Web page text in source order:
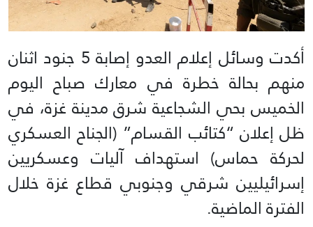
أكدت وسائل إعلام العدو إصابة 5 جنود اثنان
منهم بحالة خطرة في معارك صباح اليوم
الخميس بحي الشجاعية شرق مدينة غزة، في
ظل إعلان “كتائب القسام” (الجناح العسكري
لحركة حماس) استهداف آليات وعسكريين
إسرائيليين شرقي وجنوبي قطاع غزة خلال
الفترة الماضية.